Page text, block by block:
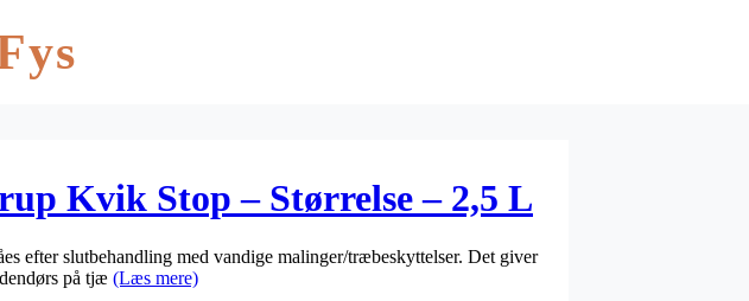
Kvik Stop – Størrelse – 2,5 L
efter slutbehandling med vandige malinger/træbeskyttelser. Det giver
på tjæ (Læs mere)